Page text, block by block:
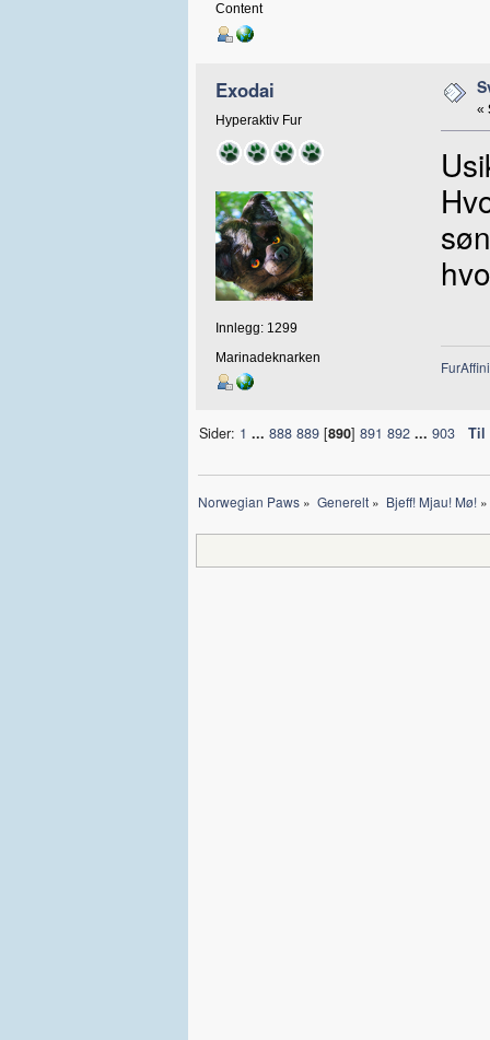
Content
Exodai
Hyperaktiv Fur
Innlegg: 1299
Marinadeknarken
«
Sider: 1 ... 888 889[890] 891 892 ... 903 Til
Norwegian Paws » Generelt» Bjeff! Mjau! Mø!»